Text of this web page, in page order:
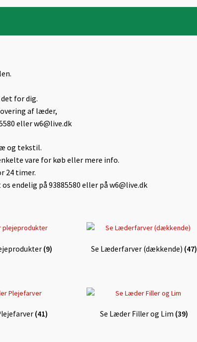
for dig.
af læder,
eller w6@live.dk
og tekstil.
vare for køb eller mere info.
24 timer.
endelig på 93885580 eller på w6@live.dk
(9) Se Læderfarver (dækkende) (47)
(41) Se Læder Filler og Lim (39)